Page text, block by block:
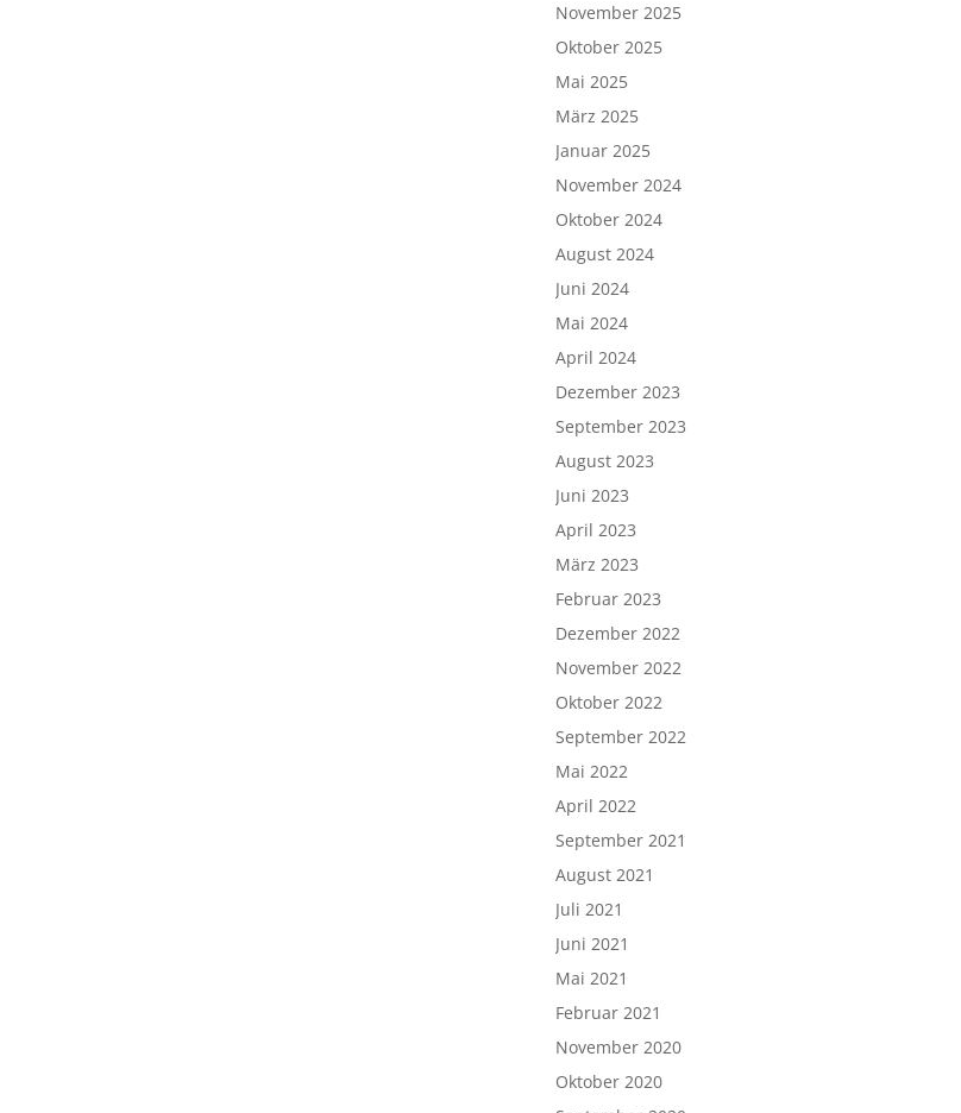
November 2025
Oktober 2025
Mai 2025
März 2025
Januar 2025
November 2024
Oktober 2024
August 2024
Juni 2024
Mai 2024
April 2024
Dezember 2023
September 2023
August 2023
Juni 2023
April 2023
März 2023
Februar 2023
Dezember 2022
November 2022
Oktober 2022
September 2022
Mai 2022
April 2022
September 2021
August 2021
Juli 2021
Juni 2021
Mai 2021
Februar 2021
November 2020
Oktober 2020